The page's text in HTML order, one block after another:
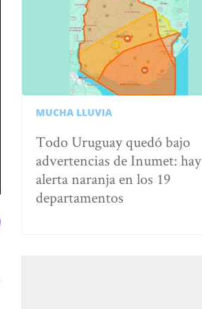
MUCHA LLUVIA
Todo Uruguay quedó bajo
advertencias de Inumet: hay
alerta naranja en los 19
departamentos